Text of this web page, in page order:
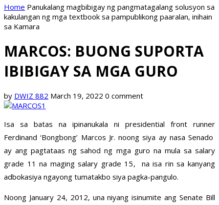
Home Panukalang magbibigay ng pangmatagalang solusyon sa
kakulangan ng mga textbook sa pampublikong paaralan, inihain
sa Kamara
MARCOS: BUONG SUPORTA
IBIBIGAY SA MGA GURO
by DWIZ 882 March 19, 2022 0 comment
Isa sa batas na ipinanukala ni presidential front runner
Ferdinand ‘Bongbong’ Marcos Jr. noong siya ay nasa Senado
ay ang pagtataas ng sahod ng mga guro na mula sa salary
grade 11 na maging salary grade 15, na isa rin sa kanyang
adbokasiya ngayong tumatakbo siya pagka-pangulo.
Noong January 24, 2012, una niyang isinumite ang Senate Bill